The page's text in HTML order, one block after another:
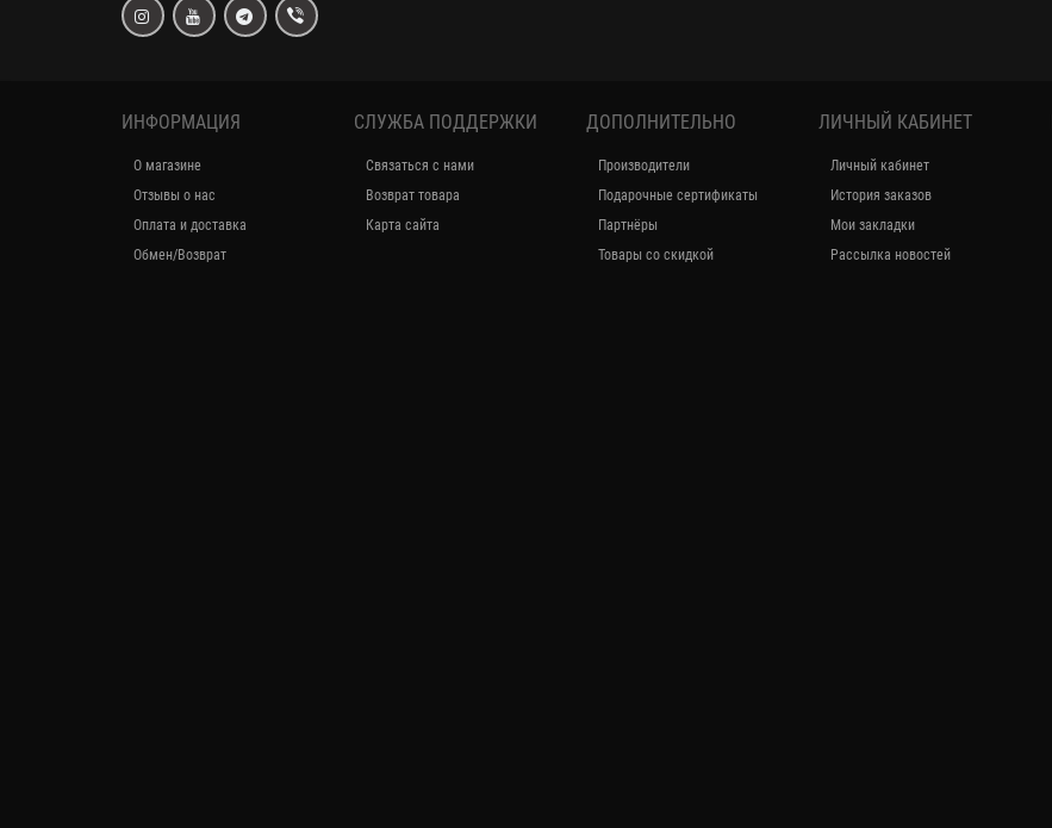
ИНФОРМАЦИЯ
О магазине
Отзывы о нас
Оплата и доставка
Обмен/Возврат
СЛУЖБА ПОДДЕРЖКИ
Связаться с нами
Возврат товара
Карта сайта
ДОПОЛНИТЕЛЬНО
Производители
Подарочные сертификаты
Партнёры
Товары со скидкой
ЛИЧНЫЙ КАБИНЕТ
Личный кабинет
История заказов
Мои закладки
Рассылка новостей